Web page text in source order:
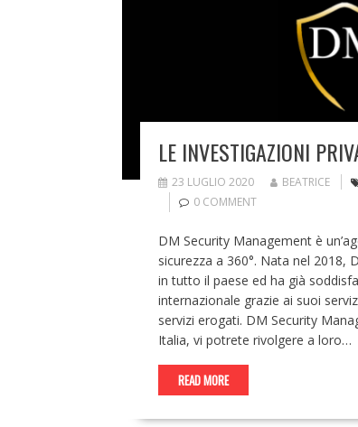
LE INVESTIGAZIONI
23 LUGLIO 2020 BEATRICE
0 COMMENT
DM Security Management è
sicurezza a 360°. Nata nel 2018,
in tutto il paese ed ha già
internazionale grazie ai suoi
servizi erogati. DM Security
Italia, vi potrete rivolgere a loro…
READ MORE